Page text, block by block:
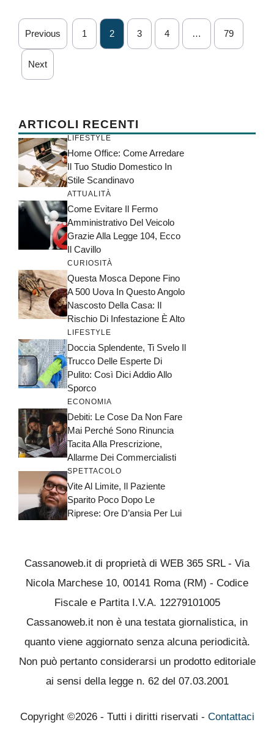
Previous 1 2 3 4 … 79
Next
ARTICOLI RECENTI
LIFESTYLE
Home Office: Come Arredare
Il Tuo Studio Domestico In
Stile Scandinavo
ATTUALITÀ
Come Evitare Il Fermo
Amministrativo Del Veicolo
Grazie Alla Legge 104, Ecco
Il Cavillo
CURIOSITÀ
Questa Mosca Depone Fino
A 500 Uova In Questo Angolo
Nascosto Della Casa: Il
Rischio Di Infestazione È Alto
LIFESTYLE
Doccia Splendente, Ti Svelo Il
Trucco Delle Esperte Di
Pulito: Così Dici Addio Allo
Sporco
ECONOMIA
Debiti: Le Cose Da Non Fare
Mai Perché Sono Rinuncia
Tacita Alla Prescrizione,
Allarme Dei Commercialisti
SPETTACOLO
Vite Al Limite, Il Paziente
Sparito Poco Dopo Le
Riprese: Ore D’ansia Per Lui
Cassanoweb.it di proprietà di WEB 365 SRL - Via
Nicola Marchese 10, 00141 Roma (RM) - Codice
Fiscale e Partita I.V.A. 12279101005
Cassanoweb.it non è una testata giornalistica, in
quanto viene aggiornato senza alcuna periodicità.
Non può pertanto considerarsi un prodotto editoriale
ai sensi della legge n. 62 del 07.03.2001
Copyright ©2026 - Tutti i diritti riservati - Contattaci